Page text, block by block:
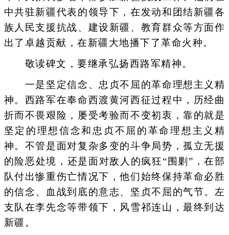
中共驻新疆代表的领导下，在发动和团结新疆各
族人民支援抗战、建设新疆、教育群众等方面作
出了卓越贡献，在新疆大地播下了革命火种。
敬读碑文，要继承弘扬西路军精神。
一是坚定信念、忠贞不屈的革命理想主义精
神。西路军在奉命西渡黄河西征过程中，历经曲
折而不畏艰险，屡受考验而不变初衷，靠的就是
坚定的理想信念和忠贞不屈的革命理想主义精
神。不管是面对复杂多变的斗争局势，孤立无援
的险恶处境，还是面对敌人的疯狂“围剿”，在部
队付出惨重伤亡情况下，他们始终保持革命必胜
的信念、血战到底的意志、坚贞不屈的气节。左
支队在李先念等带领下，风雪祁连山，最终到达
新疆。